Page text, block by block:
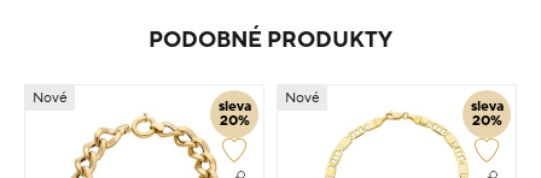
PODOBNÉ PRODUKTY
sleva
20%
Nové
sleva
20%
Nové